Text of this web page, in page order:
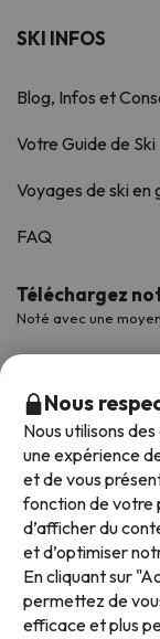
SKI INFOS
Blog, Infos et
Votre Guide de Ski
Voyages de ski en
FAQ
Téléchargez
Noté avec une
Modes de
Nous
Nous utilisons
une expérience
et de vous
fonction de votre
d’afficher du
et d’optimiser
En cliquant sur
permettez de
efficace et plus